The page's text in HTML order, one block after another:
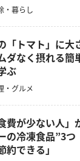
・暮らし
「トマト」に大
ダなく摂れる簡
ぶ
・グルメ
食費が少ない人
の冷凍食品”3
約できる」